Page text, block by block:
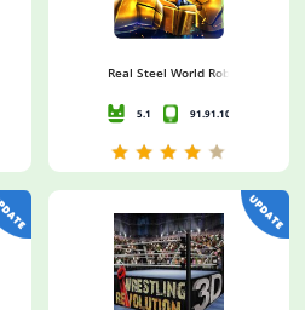
Real Steel World Robot Boxing
5.1 91.91.104